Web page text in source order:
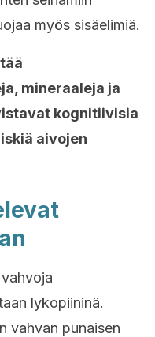
myös sisäelimiä.
mineraaleja ja
kognitiivisia
aivojen
lykopiininä.
vahvan punaisen